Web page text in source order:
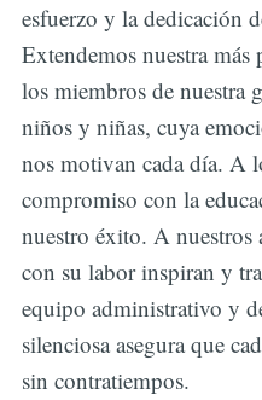
esfuerzo y la dedicación
Extendemos nuestra
los miembros de nuestra
niños y niñas, cuya
nos motivan cada día. A
compromiso con la
nuestro éxito. A nuestros
con su labor inspiran y
equipo administrativo y
silenciosa asegura que
sin contratiempos.